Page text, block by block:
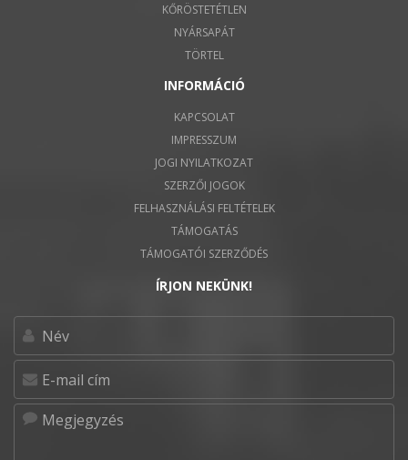
KŐRÖSTETÉTLEN
NYÁRSAPÁT
TÖRTEL
INFORMÁCIÓ
KAPCSOLAT
IMPRESSZUM
JOGI NYILATKOZAT
SZERZŐI JOGOK
FELHASZNÁLÁSI FELTÉTELEK
TÁMOGATÁS
TÁMOGATÓI SZERZŐDÉS
ÍRJON NEKÜNK!